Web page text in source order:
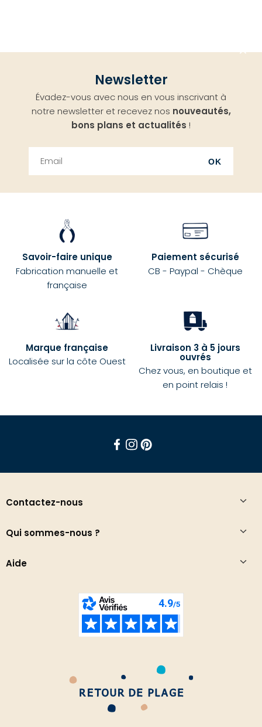
Newsletter
Évadez-vous avec nous en vous inscrivant à
notre newsletter et recevez nos nouveautés,
bons plans et actualités !
OK
Savoir-faire unique
Fabrication manuelle et
française
Paiement sécurisé
CB - Paypal - Chèque
Marque française
Localisée sur la côte Ouest
Livraison 3 à 5 jours
ouvrés
Chez vous, en boutique et
en point relais !
Contactez-nous
Qui sommes-nous ?
Aide